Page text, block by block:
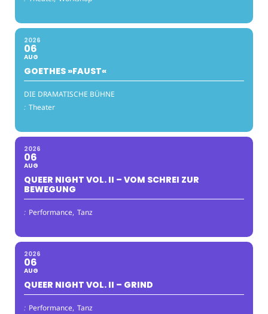
2026
06
AUG
GOETHES »FAUST«
DIE DRAMATISCHE BÜHNE
: Theater
2026
06
AUG
QUEER NIGHT VOL. II – VOM SCHREI ZUR
BEWEGUNG
: Performance, Tanz
2026
06
AUG
QUEER NIGHT VOL. II – GRIND
: Performance, Tanz